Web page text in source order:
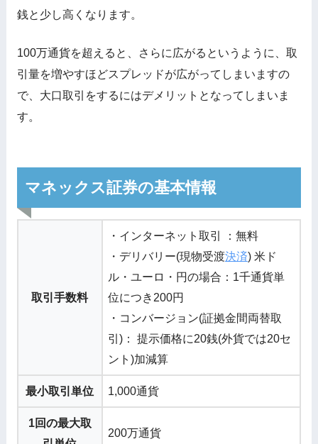
銭と少し高くなります。
100万通貨を超えると、さらに広がるというように、取
引量を増やすほどスプレッドが広がってしまいますの
で、大口取引をするにはデメリットとなってしまいま
す。
マネックス証券の基本情報
取引手数料
・インターネット取引 ：無料
・デリバリー(現物受渡決済) 米ド
ル・ユーロ・円の場合：1千通貨単
位につき200円
・コンバージョン(証拠金間両替取
引)： 提示価格に20銭(外貨では20セ
ント)加減算
最小取引単位 1,000通貨
1回の最大取
200万通貨